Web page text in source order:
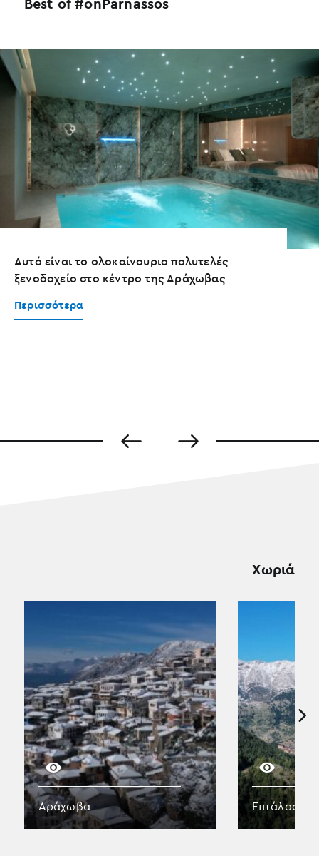
Αυτό είναι το ολοκαίνουριο πολυτελές
ξενοδοχείο στο κέντρο της Αράχωβας
Περισσότερα
Χωριά
Αράχωβα Επτάλοφος